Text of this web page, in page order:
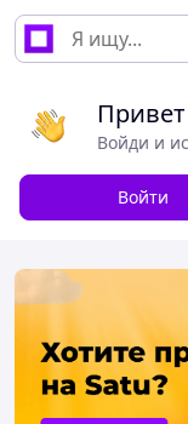
Привет
Войди и
Войти